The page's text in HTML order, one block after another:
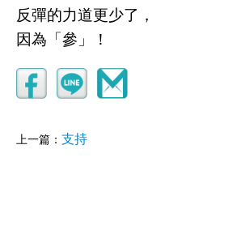
反彈的力道更少了，
因為「參」！
上一篇： 支持